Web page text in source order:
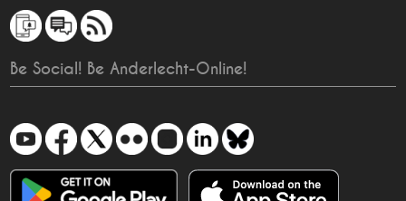
Be Social! Be Anderlecht-Online!